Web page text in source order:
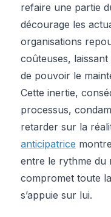
refaire une partie
décourage les
organisations
coûteuses,
de pouvoir le
Cette inertie,
processus,
retarder sur la
anticipatrice
entre le rythme du
compromet toute
s’appuie sur lui.